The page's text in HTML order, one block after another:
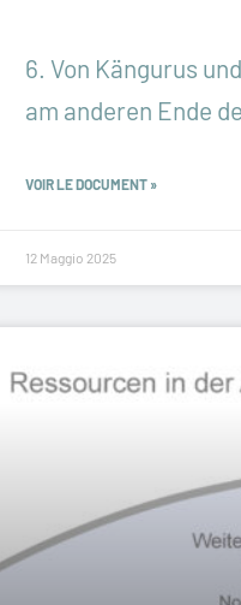
6. Von Kängurus
am anderen Ende
VOIR LE DOCUMENT »
12 Maggio 2025